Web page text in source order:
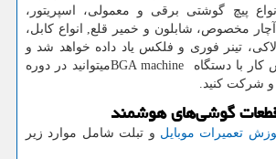
پیچ گوشتی برقی و معمولی، اسپریتور،
مخصوص، شابلون و خمیر قلع, انواع کابل،
تینر فوری و فلکس یاد داده خواهد شد و
با دستگاه
BGA machineمیتوانید در دوره
و شرکت کنید.
گوشی‌های هوشمند
تعمیرات موبایل و تبلت شامل موارد زیر